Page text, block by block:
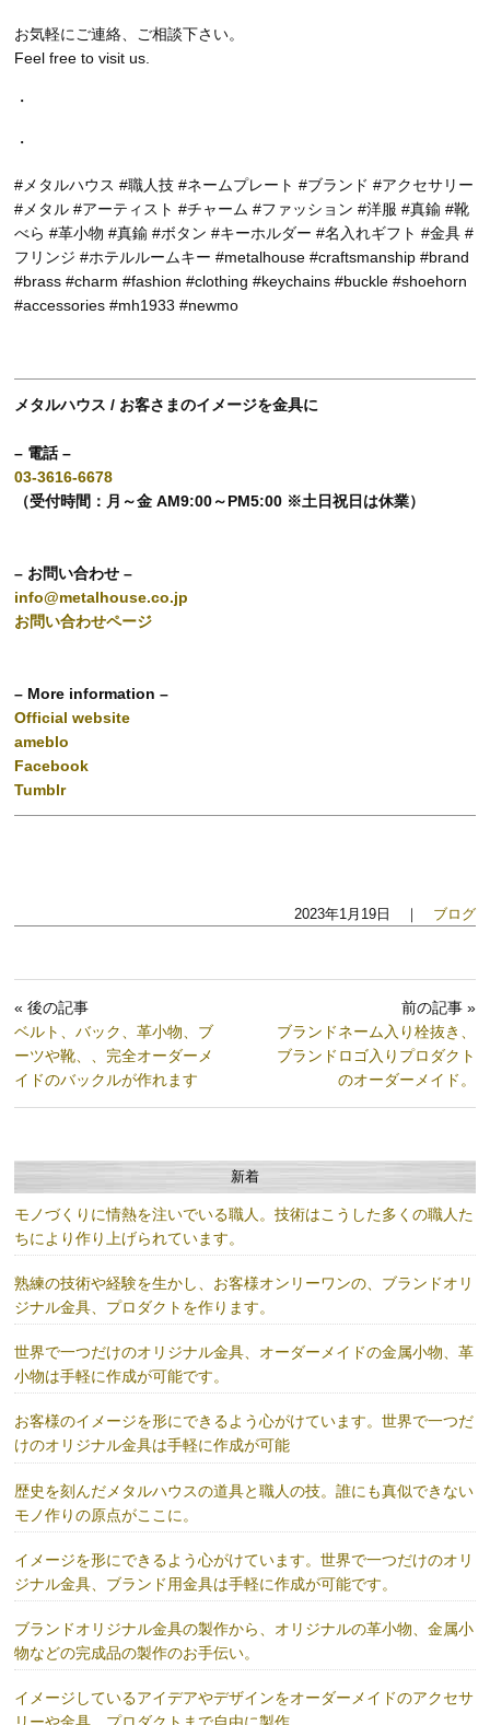
お気軽にご連絡、ご相談下さい。
Feel free to visit us.
・
・
#メタルハウス #職人技 #ネームプレート #ブランド #アクセサリー
#メタル #アーティスト #チャーム #ファッション #洋服 #真鍮 #靴
べら #革小物 #真鍮 #ボタン #キーホルダー #名入れギフト #金具 #
フリンジ #ホテルルームキー #metalhouse #craftsmanship #brand
#brass #charm #fashion #clothing #keychains #buckle #shoehorn
#accessories #mh1933 #newmo
メタルハウス / お客さまのイメージを金具に
– 電話 –
03-3616-6678
（受付時間：月～金 AM9:00～PM5:00 ※土日祝日は休業）
– お問い合わせ –
info@metalhouse.co.jp
お問い合わせページ
– More information –
Official website
ameblo
Facebook
Tumblr
2023年1月19日 ｜ ブログ
« 後の記事
ベルト、バック、革小物、ブ
ーツや靴、、完全オーダーメ
イドのバックルが作れます
前の記事 »
ブランドネーム入り栓抜き、
ブランドロゴ入りプロダクト
のオーダーメイド。
新着
モノづくりに情熱を注いでいる職人。技術はこうした多くの職人た
ちにより作り上げられています。
熟練の技術や経験を生かし、お客様オンリーワンの、ブランドオリ
ジナル金具、プロダクトを作ります。
世界で一つだけのオリジナル金具、オーダーメイドの金属小物、革
小物は手軽に作成が可能です。
お客様のイメージを形にできるよう心がけています。世界で一つだ
けのオリジナル金具は手軽に作成が可能
歴史を刻んだメタルハウスの道具と職人の技。誰にも真似できない
モノ作りの原点がここに。
イメージを形にできるよう心がけています。世界で一つだけのオリ
ジナル金具、ブランド用金具は手軽に作成が可能です。
ブランドオリジナル金具の製作から、オリジナルの革小物、金属小
物などの完成品の製作のお手伝い。
イメージしているアイデアやデザインをオーダーメイドのアクセサ